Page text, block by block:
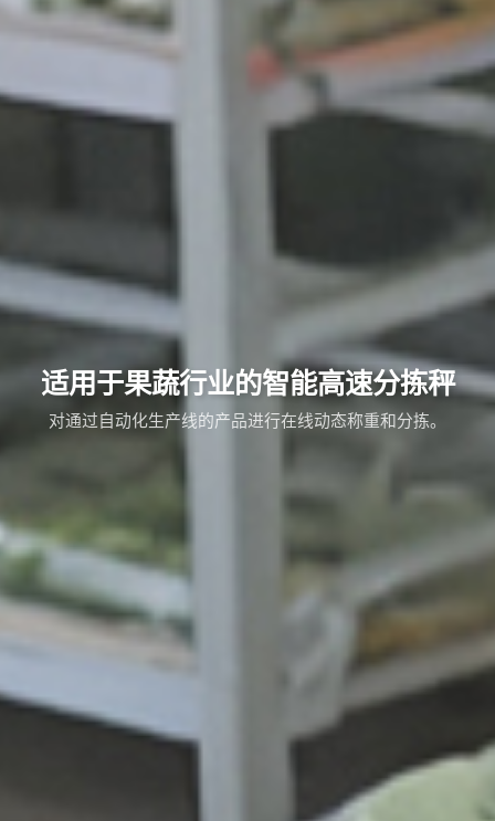
适用于果蔬行业的智能高速分拣秤
对通过自动化生产线的产品进行在线动态称重和分拣。